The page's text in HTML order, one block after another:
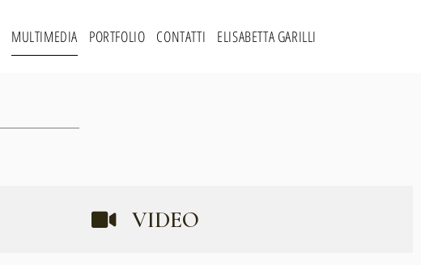
MULTIMEDIA PORTFOLIO CONTATTI ELISABETTA GARILLI
VIDEO